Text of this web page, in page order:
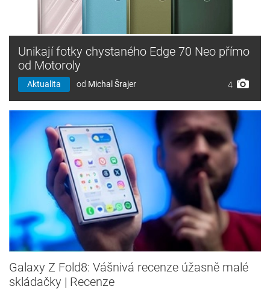
Unikají fotky chystaného Edge 70 Neo přímo
od Motoroly
Aktualita od Michal Šrajer 4
Galaxy Z Fold8: Vášnivá recenze úžasně malé
skládačky | Recenze